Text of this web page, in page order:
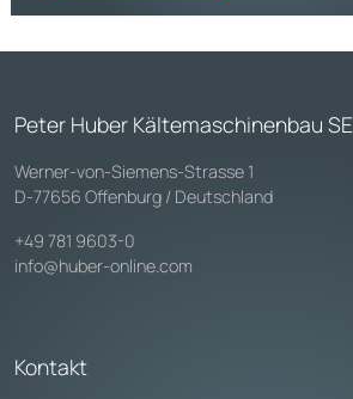
Peter Huber Kältemaschinenbau SE
Werner-von-Siemens-Strasse 1
D-77656 Offenburg / Deutschland
+49 781 9603-0
info@huber-online.com
Kontakt